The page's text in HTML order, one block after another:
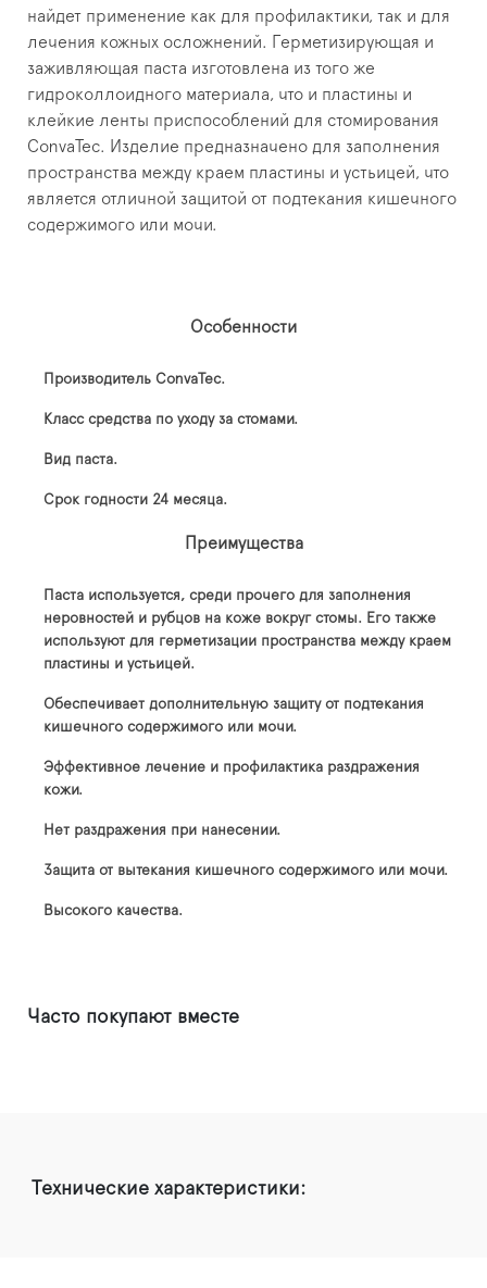
найдет применение как для профилактики, так и для
лечения кожных осложнений. Герметизирующая и
заживляющая паста изготовлена из того же
гидроколлоидного материала, что и пластины и
клейкие ленты приспособлений для стомирования
ConvaTec. Изделие предназначено для заполнения
пространства между краем пластины и устьицей, что
является отличной защитой от подтекания кишечного
содержимого или мочи.
Особенности
Производитель ConvaTec.
Класс средства по уходу за стомами.
Вид паста.
Срок годности 24 месяца.
Преимущества
Паста используется, среди прочего для заполнения
неровностей и рубцов на коже вокруг стомы. Его также
используют для герметизации пространства между краем
пластины и устьицей.
Обеспечивает дополнительную защиту от подтекания
кишечного содержимого или мочи.
Эффективное лечение и профилактика раздражения
кожи.
Нет раздражения при нанесении.
Защита от вытекания кишечного содержимого или мочи.
Высокого качества.
Часто покупают вместе
Технические характеристики: